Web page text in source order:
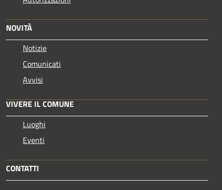
NOVITÀ
Notizie
Comunicati
Avvisi
VIVERE IL COMUNE
Luoghi
Eventi
CONTATTI